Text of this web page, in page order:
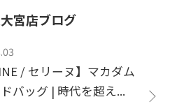
宮店ブログ
/ セリーヌ】マカダム
バッグ | 時代を超え...